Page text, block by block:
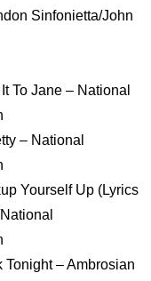
Sinfonietta/John
To Jane – National
– National
Yourself Up (Lyrics
Tonight – Ambrosian